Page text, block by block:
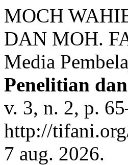
MOCH
DAN MOH.
Media
Penelitian
v. 3, n. 2, p.
http://
7 aug. 2026.